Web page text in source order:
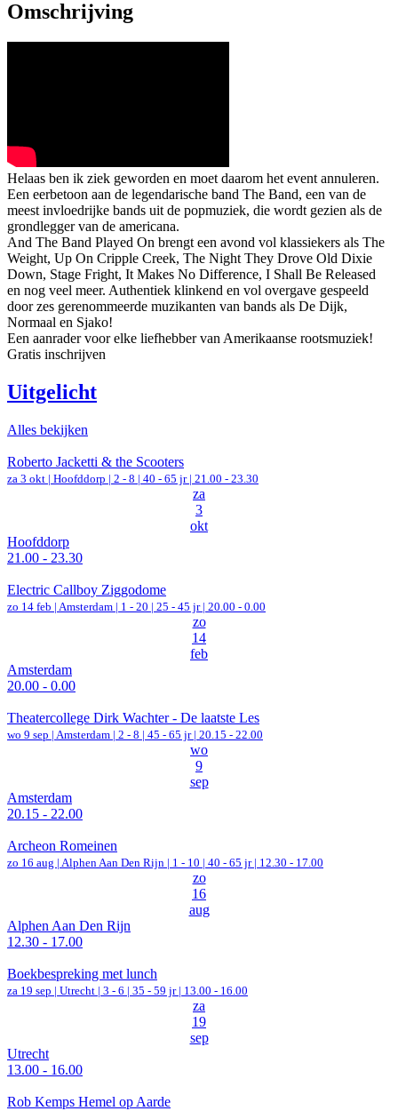
Omschrijving
Helaas ben ik ziek geworden en moet daarom het event annuleren.
Een eerbetoon aan de legendarische band The Band, een van de
meest invloedrijke bands uit de popmuziek, die wordt gezien als de
grondlegger van de americana.
And The Band Played On brengt een avond vol klassiekers als The
Weight, Up On Cripple Creek, The Night They Drove Old Dixie
Down, Stage Fright, It Makes No Difference, I Shall Be Released
en nog veel meer. Authentiek klinkend en vol overgave gespeeld
door zes gerenommeerde muzikanten van bands als De Dijk,
Normaal en Sjako!
Een aanrader voor elke liefhebber van Amerikaanse rootsmuziek!
Gratis inschrijven
Uitgelicht
Alles bekijken
Roberto Jacketti & the Scooters
za 3 okt | Hoofddorp | 2 - 8 | 40 - 65 jr | 21.00 - 23.30
za
3
okt
Hoofddorp
21.00 - 23.30
Electric Callboy Ziggodome
zo 14 feb | Amsterdam | 1 - 20 | 25 - 45 jr | 20.00 - 0.00
zo
14
feb
Amsterdam
20.00 - 0.00
Theatercollege Dirk Wachter - De laatste Les
wo 9 sep | Amsterdam | 2 - 8 | 45 - 65 jr | 20.15 - 22.00
wo
9
sep
Amsterdam
20.15 - 22.00
Archeon Romeinen
zo 16 aug | Alphen Aan Den Rijn | 1 - 10 | 40 - 65 jr | 12.30 - 17.00
zo
16
aug
Alphen Aan Den Rijn
12.30 - 17.00
Boekbespreking met lunch
za 19 sep | Utrecht | 3 - 6 | 35 - 59 jr | 13.00 - 16.00
za
19
sep
Utrecht
13.00 - 16.00
Rob Kemps Hemel op Aarde